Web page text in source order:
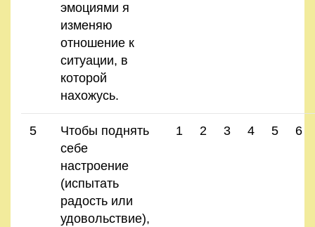
эмоциями я
изменяю
отношение к
ситуации, в
которой
нахожусь.
5
Чтобы поднять
себе
настроение
(испытать
радость или
удовольствие),
1 2 3 4 5 6